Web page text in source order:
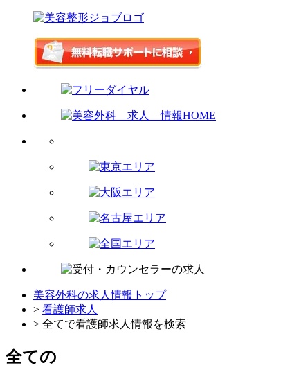
美容外科の求人情報トップ
> 看護師求人
> 全てで看護師求人情報を検索
全ての